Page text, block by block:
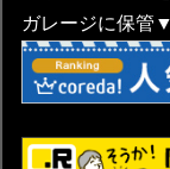
ガレージに保管▼